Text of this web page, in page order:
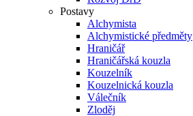
Postavy
Alchymista
Alchymistické předměty
Hraničář
Hraničářská kouzla
Kouzelník
Kouzelnická kouzla
Válečník
Zloděj